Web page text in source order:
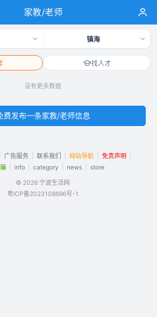
家教/老师
镇海
找人才
没有更多数据
费发布一条家教/老师信息
广告服务 联系我们 网站导航 免责声明
info category news
store
© 2026 宁波生活网
粤ICP备2023108696号-1